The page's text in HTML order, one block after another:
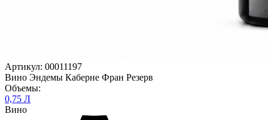
Артикул: 00011197
Вино Эндемы Каберне Фран Резерв
Объемы:
0,75 Л
Вино